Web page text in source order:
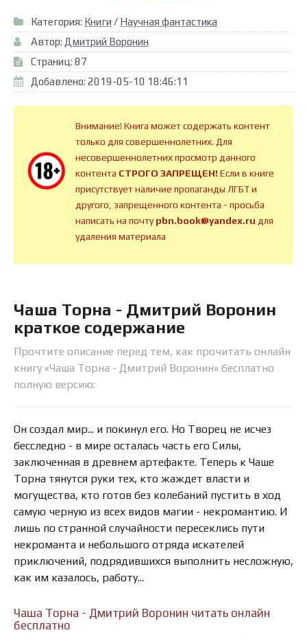
Категория: Книги / Научная фантастика
Автор: Дмитрий Воронин
Страниц: 87
Добавлено: 2019-05-10 18:46:11
Внимание! Книга может содержать контент
только для совершеннолетних. Для
несовершеннолетних просмотр данного
контента СТРОГО ЗАПРЕЩЕН!Если в книге
присутствует наличие пропаганды ЛГБТ и
другого, запрещенного контента - просьба
написать на почтуpbn.book@yandex.ru для
удаления материала
Чаша Торна - Дмитрий Воронин
краткое содержание
Прочтите описание перед тем, как прочитать онлайн
книгу «Чаша Торна - Дмитрий Воронин» бесплатно
полную версию:
Он создал мир... и покинул его. Но Творец не исчез
бесследно - в мире осталась часть его Силы,
заключенная в древнем артефакте. Теперь к Чаше
Торна тянутся руки тех, кто жаждет власти и
могущества, кто готов без колебаний пустить в ход
самую черную из всех видов магии - некромантию. И
лишь по странной случайности пересеклись пути
некроманта и небольшого отряда искателей
приключений, подрядившихся выполнить несложную,
как им казалось, работу...
Чаша Торна - Дмитрий Воронин читать онлайн
бесплатно